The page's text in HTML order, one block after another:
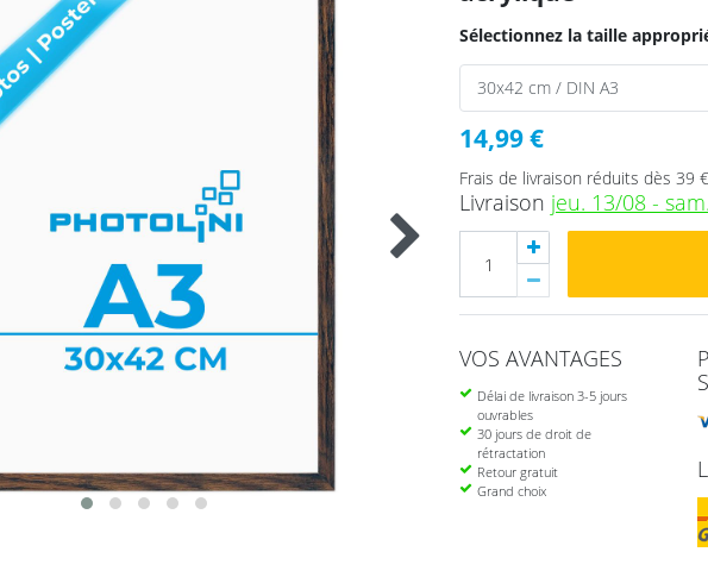
Sélectionnez la taille
14,99 €
Frais de livraison réduits dès
Livraison jeu. 13/08 -
VOS AVANTAGES
Délai de livraison 3-5 jours
ouvrables
30 jours de droit de
rétractation
Retour gratuit
Grand choix